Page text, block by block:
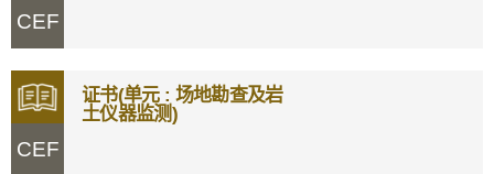
CEF
CEF
证书(单元 : 场地勘查及岩
土仪器监测)